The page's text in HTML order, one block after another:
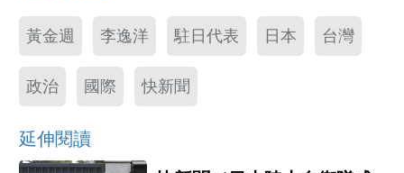
黃金週 李逸洋 駐日代表 日本 台灣
政治 國際 快新聞
延伸閱讀